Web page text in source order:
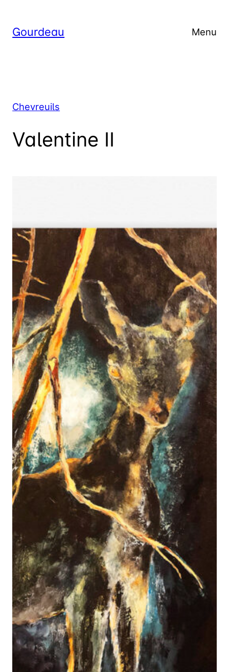
contenu
Gourdeau Menu
Chevreuils
Valentine II